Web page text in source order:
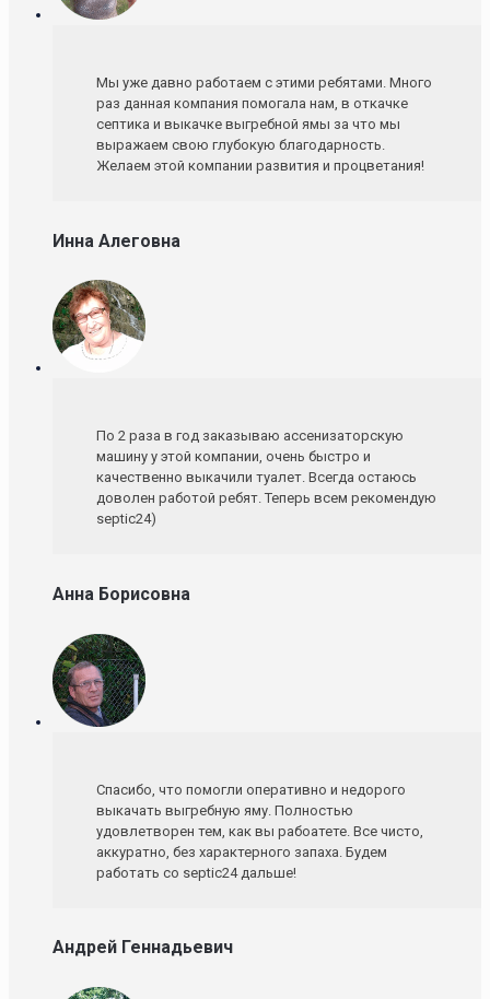
Мы уже давно работаем с этими ребятами. Много
раз данная компания помогала нам, в откачке
септика и выкачке выгребной ямы за что мы
выражаем свою глубокую благодарность.
Желаем этой компании развития и процветания!
Инна Алеговна
По 2 раза в год заказываю ассенизаторскую
машину у этой компании, очень быстро и
качественно выкачили туалет. Всегда остаюсь
доволен работой ребят. Теперь всем рекомендую
septic24)
Анна Борисовна
Спасибо, что помогли оперативно и недорого
выкачать выгребную яму. Полностью
удовлетворен тем, как вы рабоатете. Все чисто,
аккуратно, без характерного запаха. Будем
работать со septic24 дальше!
Андрей Геннадьевич